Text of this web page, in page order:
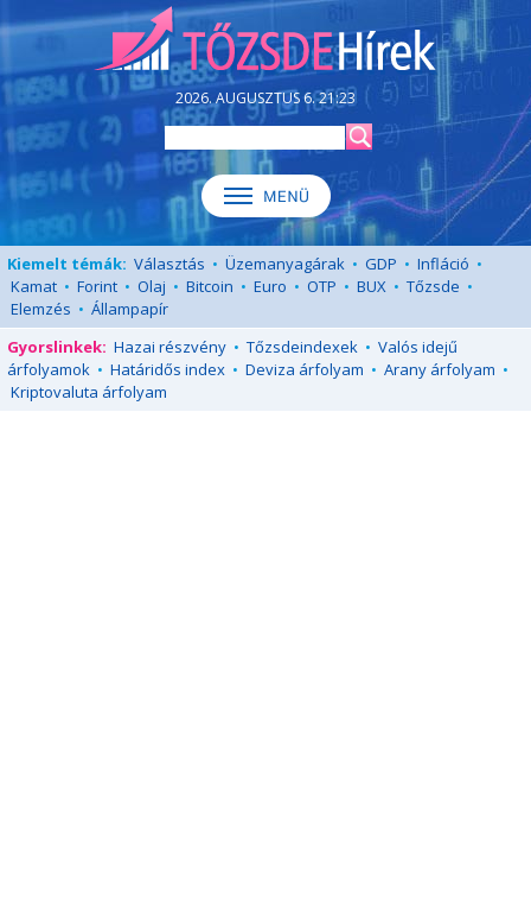
2026. AUGUSZTUS 6. 21:23
Kiemelt témák: Választás • Üzemanyagárak • GDP • Infláció •
Kamat • Forint • Olaj • Bitcoin • Euro • OTP • BUX • Tőzsde •
Elemzés • Állampapír
Gyorslinkek: Hazai részvény • Tőzsdeindexek • Valós idejű
árfolyamok • Határidős index • Deviza árfolyam • Arany árfolyam •
Kriptovaluta árfolyam